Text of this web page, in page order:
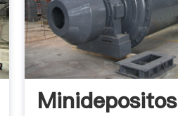
Minidepositos